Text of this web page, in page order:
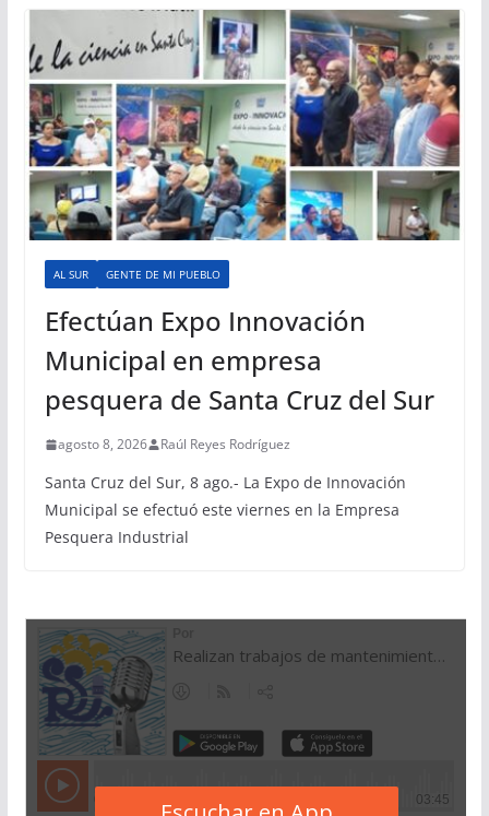
AL SUR GENTE DE MI PUEBLO
Efectúan Expo Innovación
Municipal en empresa
pesquera de Santa Cruz del Sur
agosto 8, 2026 Raúl Reyes Rodríguez
Santa Cruz del Sur, 8 ago.- La Expo de Innovación
Municipal se efectuó este viernes en la Empresa
Pesquera Industrial